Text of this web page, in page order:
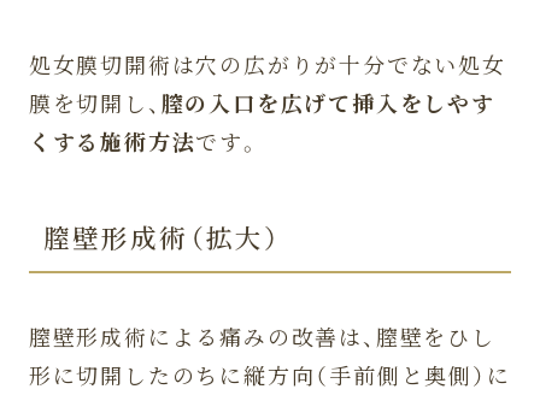
処女膜切開術は穴の広がりが十分でない処女
膜を切開し、 膣の入口を広げて挿入をしやす
くする施術方法です。
膣壁形成術（拡大）
膣壁形成術による痛みの改善は、膣壁をひし
形に切開したのちに縦方向（手前側と奥側）に